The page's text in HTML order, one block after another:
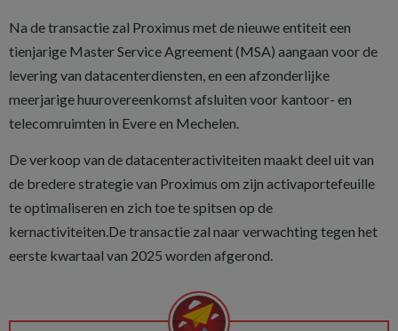
Na de transactie zal Proximus met de nieuwe entiteit een
tienjarige Master Service Agreement (MSA) aangaan voor de
levering van datacenterdiensten, en een afzonderlijke
meerjarige huurovereenkomst afsluiten voor kantoor- en
telecomruimten in Evere en Mechelen.
De verkoop van de datacenteractiviteiten maakt deel uit van
de bredere strategie van Proximus om zijn activaportefeuille
te optimaliseren en zich toe te spitsen op de
kernactiviteiten.De transactie zal naar verwachting tegen het
eerste kwartaal van 2025 worden afgerond.